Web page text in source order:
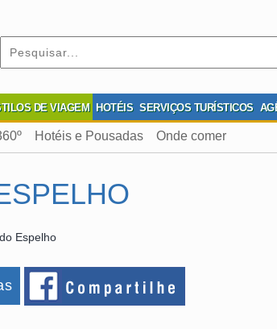
DE VIAGEM HOTÉIS SERVIÇOS TURÍSTICOS
Hotéis e Pousadas Onde comer
Espelho